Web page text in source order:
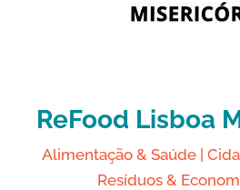
ReFood Lisboa
Alimentação & Saúde|
Resíduos &